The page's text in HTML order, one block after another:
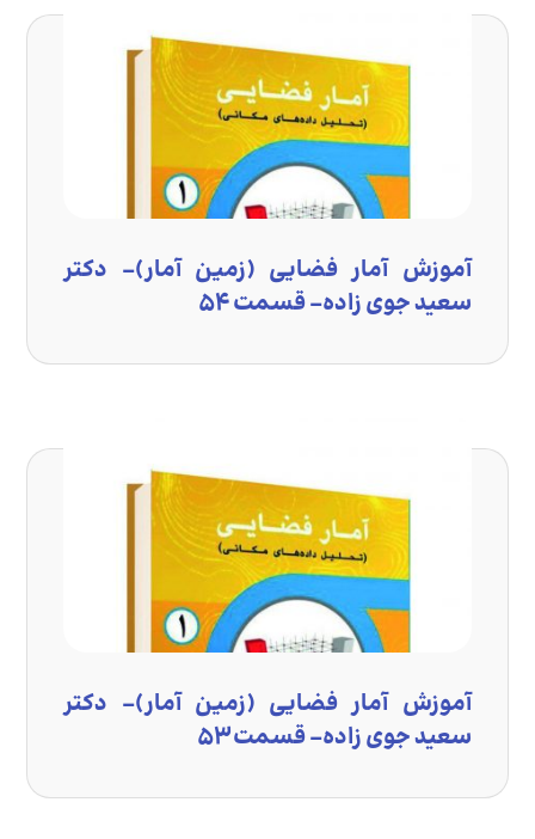
آموزش آمار فضایی (زمین آمار)- دکتر
سعید جوی زاده- قسمت ۵۴
آموزش آمار فضایی (زمین آمار)- دکتر
سعید جوی زاده- قسمت ۵۳